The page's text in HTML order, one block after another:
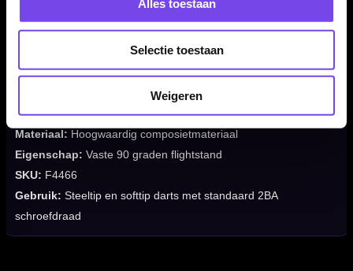
Alles toestaan
Selectie toestaan
Weigeren
Serie:Force 90 Gradient
Moulded flight shaft systeem
Vorm:Standard No2
Gradient Green / Transparent Green
Beschikbare lengtes:Short, Tweenie en Medium
Materiaal: Hoogwaardig composietmateriaal
Eigenschap: Vaste 90 graden flightstand
SKU: F4466
Gebruik: Steeltip en softtip darts met standaard 2BA
schroefdraad